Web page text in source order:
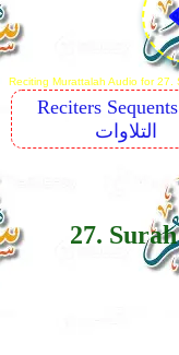
Reciters Sequents تتابع
التلاوات